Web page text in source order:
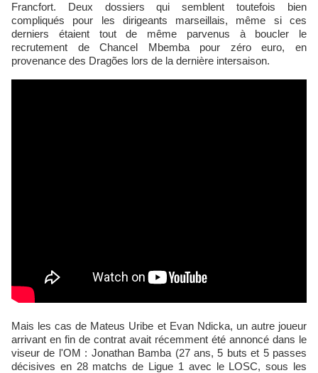
Francfort. Deux dossiers qui semblent toutefois bien
compliqués pour les dirigeants marseillais, même si ces
derniers étaient tout de même parvenus à boucler le
recrutement de Chancel Mbemba pour zéro euro, en
provenance des Dragões lors de la dernière intersaison.
Mais les cas de Mateus Uribe et Evan Ndicka, un autre joueur
arrivant en fin de contrat avait récemment été annoncé dans le
viseur de l'OM : Jonathan Bamba (27 ans, 5 buts et 5 passes
décisives en 28 matchs de Ligue 1 avec le LOSC, sous les